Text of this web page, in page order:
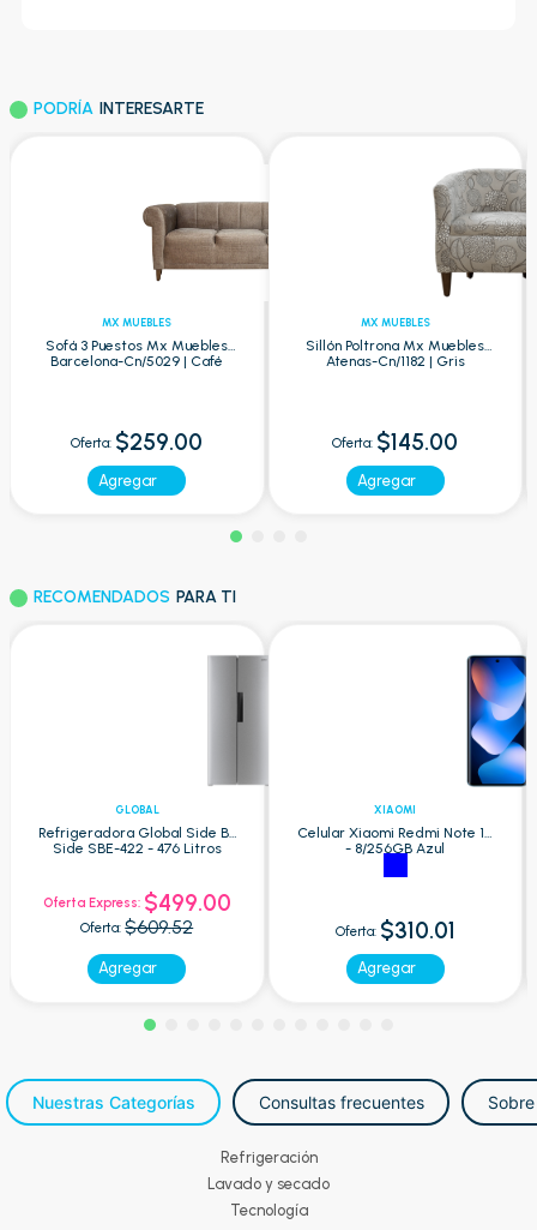
PODRÍA INTERESARTE
MX MUEBLES
Sofá 3 Puestos Mx Muebles
Barcelona-Cn/5029 | Café
Oferta: $259.00
Agregar
MX MUEBLES
Sillón Poltrona Mx Muebles
Atenas-Cn/1182 | Gris
Oferta: $145.00
Agregar
RECOMENDADOS PARA TI
GLOBAL
Refrigeradora Global Side By
Side SBE-422 - 476 Litros
Oferta Express: $499.00
Oferta: $609.52
Agregar
XIAOMI
Celular Xiaomi Redmi Note 15
- 8/256GB Azul
Oferta: $310.01
Agregar
Nuestras Categorías Consultas frecuentes
Refrigeración
Lavado y secado
Tecnología